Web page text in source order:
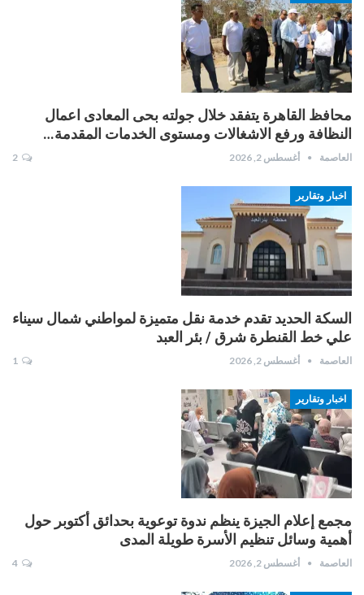
محافظ القاهرة يتفقد خلال جولته بحى المعادى اعمال
النظافة ورفع الاشغالات ومستوى الخدمات المقدمة…
العاصمة أغسطس 2, 2026
اخبار وتقارير
السكة الحديد تقدم خدمة نقل متميزة لمواطني شمال سيناء
علي خط القنطرة شرق / بئر العبد
العاصمة أغسطس 2, 2026
اخبار وتقارير
مجمع إعلام الجيزة ينظم ندوة توعوية بحدائق أكتوبر حول
أهمية وسائل تنظيم الأسرة طويلة المدى
العاصمة أغسطس 2, 2026